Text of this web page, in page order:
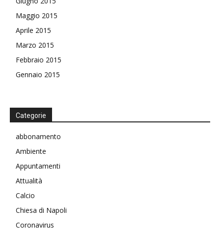
Maggio 2015
Aprile 2015
Marzo 2015
Febbraio 2015
Gennaio 2015
Categorie
abbonamento
Ambiente
Appuntamenti
Attualità
Calcio
Chiesa di Napoli
Coronavirus